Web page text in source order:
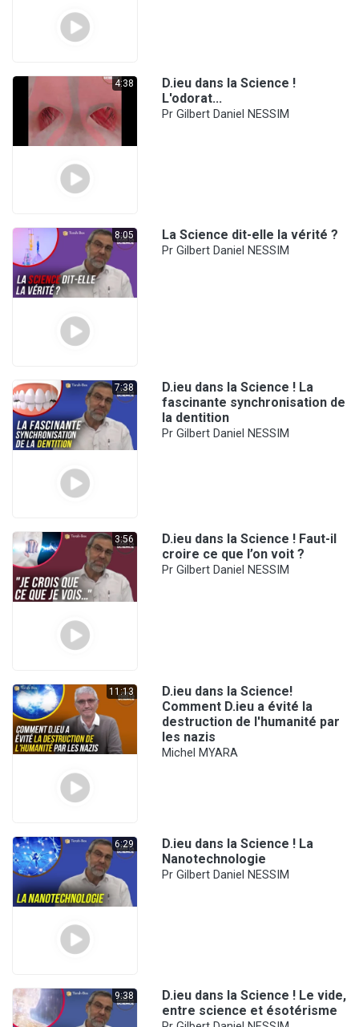
4:38
D.ieu dans la Science !
L'odorat...
Pr Gilbert Daniel NESSIM
8:05 La Science dit-elle la vérité ?
Pr Gilbert Daniel NESSIM
7:38
D.ieu dans la Science ! La
fascinante synchronisation de
la dentition
Pr Gilbert Daniel NESSIM
3:56
D.ieu dans la Science ! Faut-il
croire ce que l’on voit ?
Pr Gilbert Daniel NESSIM
11:13
D.ieu dans la Science!
Comment D.ieu a évité la
destruction de l'humanité par
les nazis
Michel MYARA
6:29
D.ieu dans la Science ! La
Nanotechnologie
Pr Gilbert Daniel NESSIM
9:38
D.ieu dans la Science ! Le vide,
entre science et ésotérisme